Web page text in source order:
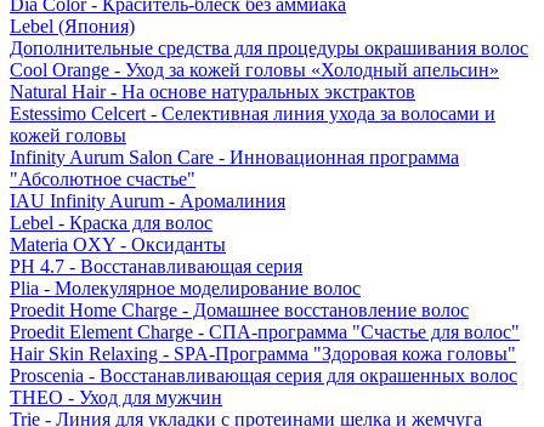
Dia Color - Краситель-блеск без аммиака
Lebel (Япония)
Дополнительные средства для процедуры окрашивания волос
Cool Orange - Уход за кожей головы «Холодный апельсин»
Natural Hair - На основе натуральных экстрактов
Estessimo Celcert - Селективная линия ухода за волосами и
кожей головы
Infinity Aurum Salon Care - Инновационная программа
"Абсолютное счастье"
IAU Infinity Aurum - Аромалиния
Lebel - Краска для волос
Materia OXY - Оксиданты
PH 4.7 - Восстанавливающая серия
Plia - Молекулярное моделирование волос
Proedit Home Charge - Домашнее восстановление волос
Proedit Element Charge - СПА-программа "Счастье для волос"
Hair Skin Relaxing - SPA-Программа "Здоровая кожа головы"
Proscenia - Восстанавливающая серия для окрашенных волос
THEO - Уход для мужчин
Trie - Линия для укладки с протеинами шелка и жемчуга